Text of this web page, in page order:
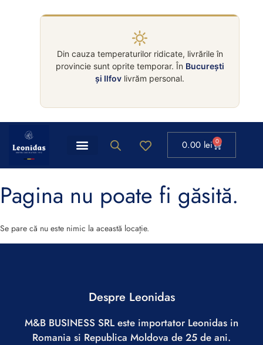
Din cauza temperaturilor ridicate, livrările în
provincie sunt oprite temporar. În București
și Ilfov livrăm personal.
0.00 lei 0
Pagina nu poate fi găsită.
Se pare că nu este nimic la această locație.
Despre Leonidas
M&B BUSINESS SRL este importator Leonidas in
Romania si Republica Moldova de 25 de ani.